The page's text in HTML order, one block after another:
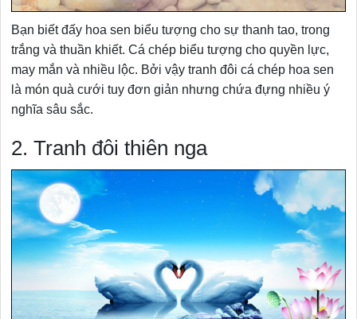
Bạn biết đấy hoa sen biểu tượng cho sự thanh tao, trong
trắng và thuần khiết. Cá chép biểu tượng cho quyền lực,
may mắn và nhiều lộc. Bởi vậy tranh đôi cá chép hoa sen
là món quà cưới tuy đơn giản nhưng chứa đựng nhiều ý
nghĩa sâu sắc.
2. Tranh đôi thiên nga